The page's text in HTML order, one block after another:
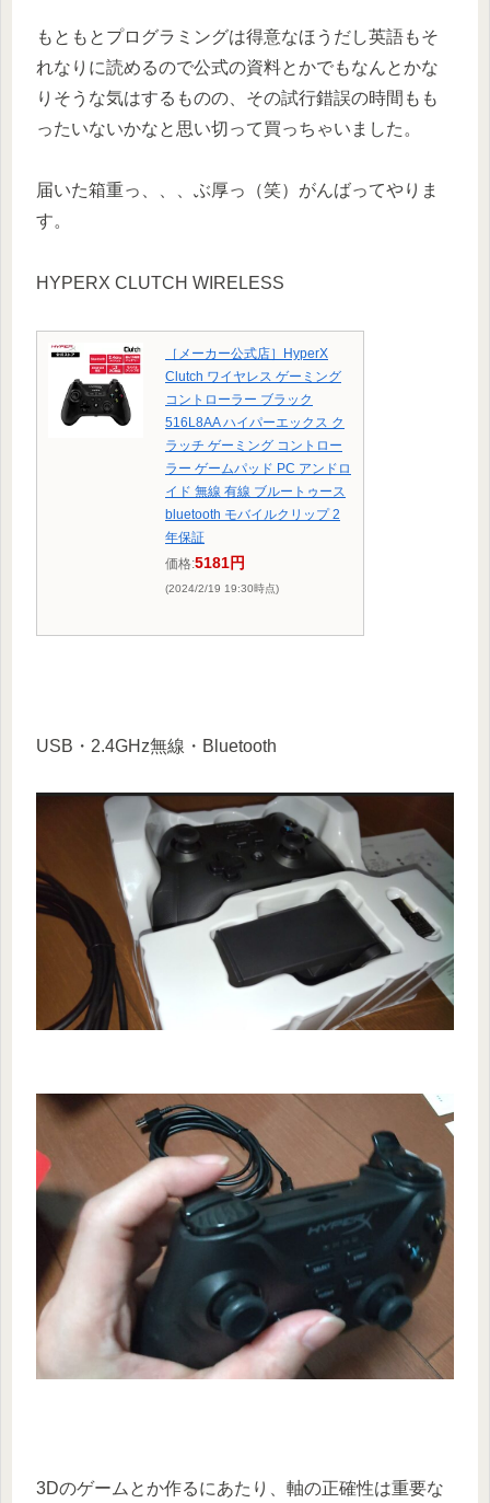
もともとプログラミングは得意なほうだし英語もそ
れなりに読めるので公式の資料とかでもなんとかな
りそうな気はするものの、その試行錯誤の時間もも
ったいないかなと思い切って買っちゃいました。
届いた箱重っ、、、ぶ厚っ（笑）がんばってやりま
す。
HYPERX CLUTCH WIRELESS
［メーカー公式店］HyperX
Clutch ワイヤレス ゲーミング
コントローラー ブラック
516L8AA ハイパーエックス ク
ラッチ ゲーミング コントロー
ラー ゲームパッド PC アンドロ
イド 無線 有線 ブルートゥース
bluetooth モバイルクリップ 2
年保証
価格:5181円
(2024/2/19 19:30時点)
USB・2.4GHz無線・Bluetooth
3Dのゲームとか作るにあたり、軸の正確性は重要な